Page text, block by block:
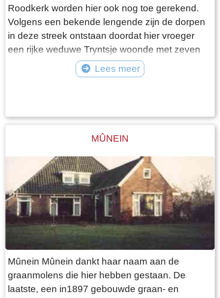
Roodkerk worden hier ook nog toe gerekend.
Volgens een bekende lengende zijn de dorpen
in deze streek ontstaan doordat hier vroeger
een rijke weduwe Tryntsje woonde met zeven
jongens. Haar zonen kregen ieder als erfdeel
een grote boerderij met veel land toebedeeld. In
een kerk. Ze vernoemden de ontstane
buurtschappen naar hun eigen naam. Zo werd
Oentsjerk zou door de zoon Oene gesticht zijn.
Gieke bouwde Gytsjerk, Rode werd Roodkerk,
Rypke stichtte Ryptsjerk, Tiete bouwde Tytsjerk
en Wynse was de grondlegger van Wyns. De
gehele streek werd later Trynwâlden genoemd,
naar het gebied van Tryntsjemuoi. Het fraaie
kunstwerk tegenover het dorpscafé wat in 1986
door Annet Haring gemaakt is, houdt de
herinnering aan deze legende levendig. De
eerste bebouwing in Oentsjerk is waarschijnlijk
Lees meer
MÛNEIN
Mûnein Mûnein dankt haar naam aan de
graanmolens die hier hebben gestaan. De
laatste, een in1897 gebouwde graan- en